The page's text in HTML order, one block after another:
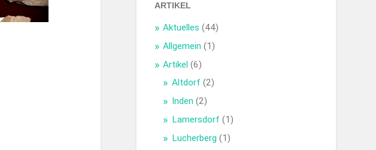
ARTIKEL
Aktuelles (44)
Allgemein (1)
Artikel (6)
Altdorf (2)
Inden (2)
Lamersdorf (1)
Lucherberg (1)